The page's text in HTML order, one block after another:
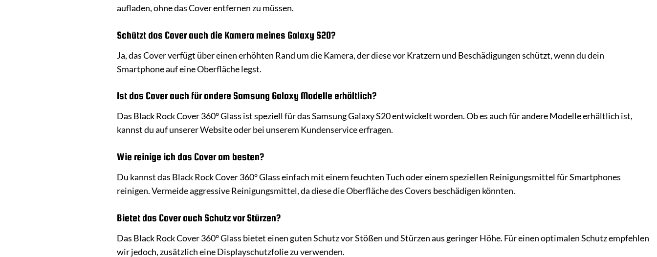
aufladen, ohne das Cover entfernen zu müssen.
Schützt das Cover auch die Kamera meines Galaxy S20?
Ja, das Cover verfügt über einen erhöhten Rand um die Kamera, der diese vor Kratzern und Beschädigungen schützt, wenn du dein
Smartphone auf eine Oberfläche legst.
Ist das Cover auch für andere Samsung Galaxy Modelle erhältlich?
Das Black Rock Cover 360° Glass ist speziell für das Samsung Galaxy S20 entwickelt worden. Ob es auch für andere Modelle erhältlich ist,
kannst du auf unserer Website oder bei unserem Kundenservice erfragen.
Wie reinige ich das Cover am besten?
Du kannst das Black Rock Cover 360° Glass einfach mit einem feuchten Tuch oder einem speziellen Reinigungsmittel für Smartphones
reinigen. Vermeide aggressive Reinigungsmittel, da diese die Oberfläche des Covers beschädigen könnten.
Bietet das Cover auch Schutz vor Stürzen?
Das Black Rock Cover 360° Glass bietet einen guten Schutz vor Stößen und Stürzen aus geringer Höhe. Für einen optimalen Schutz empfehlen
wir jedoch, zusätzlich eine Displayschutzfolie zu verwenden.